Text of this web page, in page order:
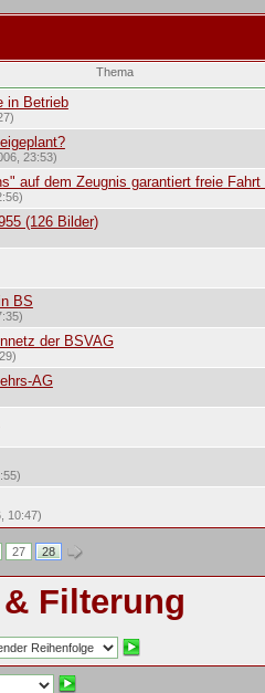
Thema
in Betrieb
23:53)
auf dem Zeugnis garantiert freie
(126 Bilder)
BS
der BSVAG
AG
10:47)
27 28
Filterung